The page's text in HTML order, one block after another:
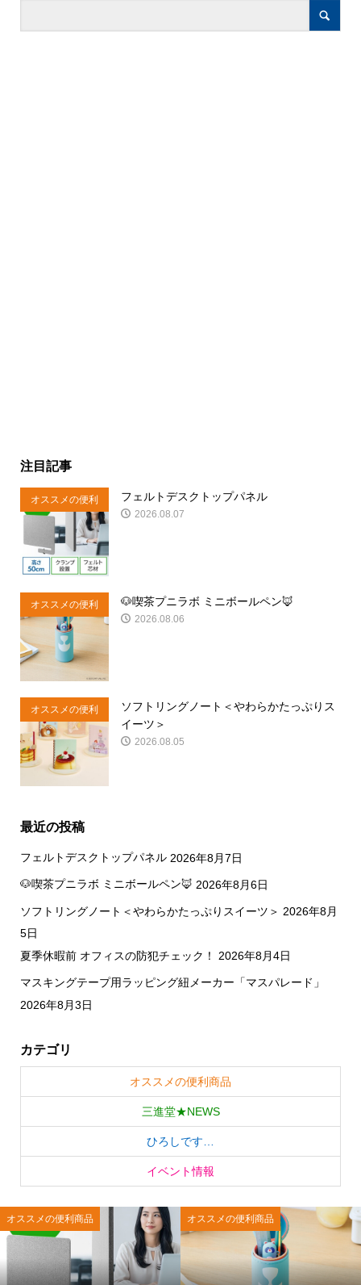
注目記事
オススメの便利
商品
フェルトデスクトップパネル
2026.08.07
オススメの便利
商品
🐶喫茶プニラボ ミニボールペン🦊
2026.08.06
オススメの便利
商品
ソフトリングノート＜やわらかたっぷりス
イーツ＞
2026.08.05
最近の投稿
フェルトデスクトップパネル 2026年8月7日
🐶喫茶プニラボ ミニボールペン🦊 2026年8月6日
ソフトリングノート＜やわらかたっぷりスイーツ＞ 2026年8月
5日
夏季休暇前 オフィスの防犯チェック！
2026年8月4日
マスキングテープ用ラッピング紐メーカー「マスパレード」
2026年8月3日
カテゴリ
オススメの便利商品
三進堂★NEWS
ひろしです…
イベント情報
オススメの便利商品 オススメの便利商品